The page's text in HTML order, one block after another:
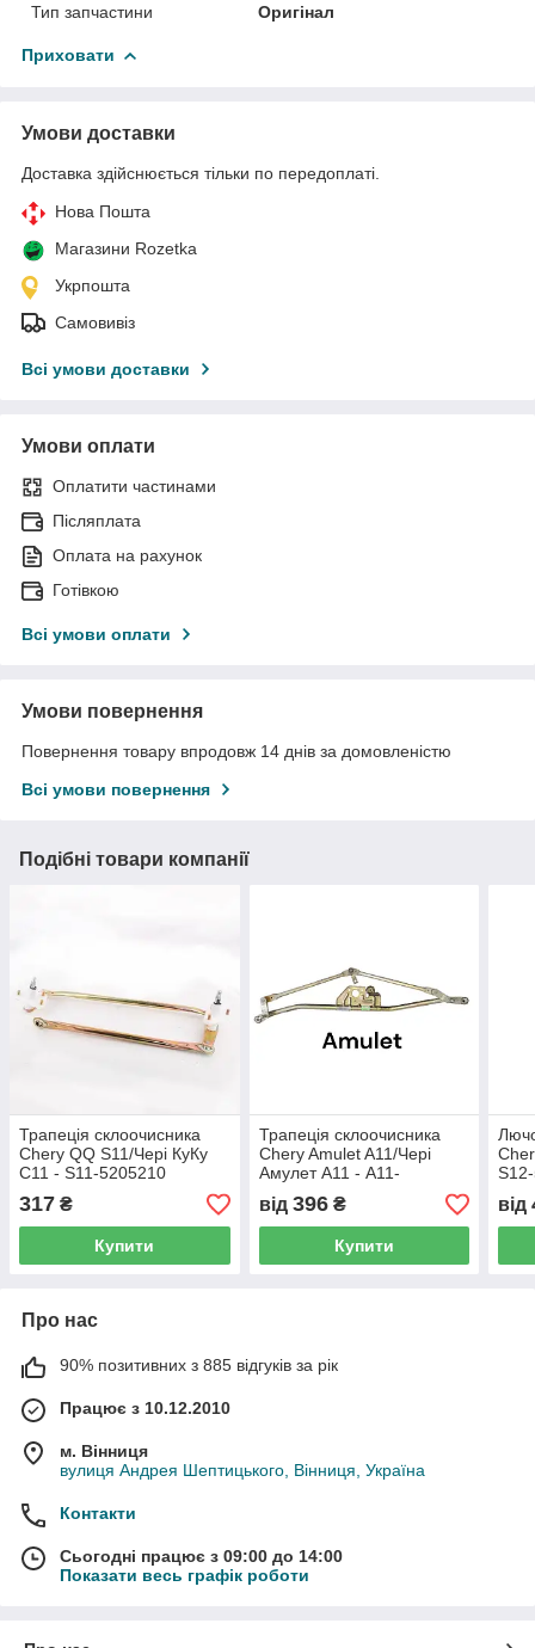
Тип запчастини
Оригінал
Приховати
Умови доставки
Доставка здійснюється тільки по передоплаті.
Нова Пошта
Магазини Rozetka
Укрпошта
Самовивіз
Всі умови доставки
Умови оплати
Оплатити частинами
Післяплата
Оплата на рахунок
Готівкою
Всі умови оплати
Умови повернення
Повернення товару впродовж 14 днів за домовленістю
Всі умови повернення
Подібні товари компанії
Трапеція склоочисника
Chery QQ S11/Чері КуКу
С11 - S11-5205210
317 ₴
Купити
Трапеція склоочисника
Chery Amulet A11/Чері
Амулет А11 - A11-
5205011, (з розбірки)
від 396₴
Купити
від
Про нас
90% позитивних з 885 відгуків за рік
Працює з 10.12.2010
м. Вінниця
вулиця Андрея Шептицького, Вінниця, Україна
Контакти
Сьогодні працює з 09:00 до 14:00
Показати весь графік роботи